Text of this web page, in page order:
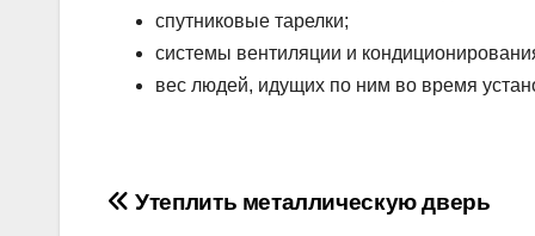
спутниковые тарелки;
системы вентиляции и
вес людей, идущих по ним во время
Навигация
Утеплить металлическую дверь